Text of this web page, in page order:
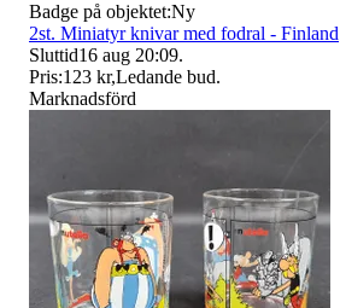
Badge på objektet:Ny
2st. Miniatyr knivar med fodral - Finland
Sluttid16 aug 20:09.
Pris:123 kr,Ledande bud.
Marknadsförd